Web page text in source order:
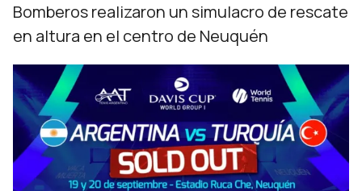
Bomberos realizaron un simulacro de rescate
en altura en el centro de Neuquén